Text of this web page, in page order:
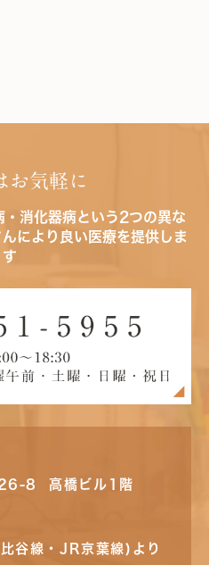
お気軽に
消化器病という2つの異な
により良い医療を提供しま
す
26-8 高橋ビル1階
谷線・JR京葉線)より